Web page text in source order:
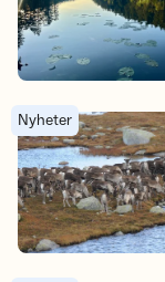
Daggrø, Eriksbu,
Nyheter